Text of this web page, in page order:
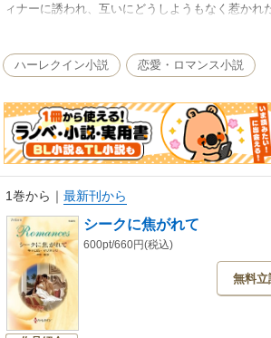
ィナーに誘われ、互いにどうしようもなく惹かれ
共にしてしまう。翌朝、パリに朝食を食べに行
て彼の国に連れていくと言われ、思わず問いただ
し君が妊娠していたら、僕たちは当然結婚する」
トーリーに定評のあるキャロル・マリネッリが描
囲気もお楽しみください。
ハーレクイン小説 恋愛・ロマンス小説
1巻から ｜ 最新刊から
シークに焦がれて
600pt/660円(税込)
無料立